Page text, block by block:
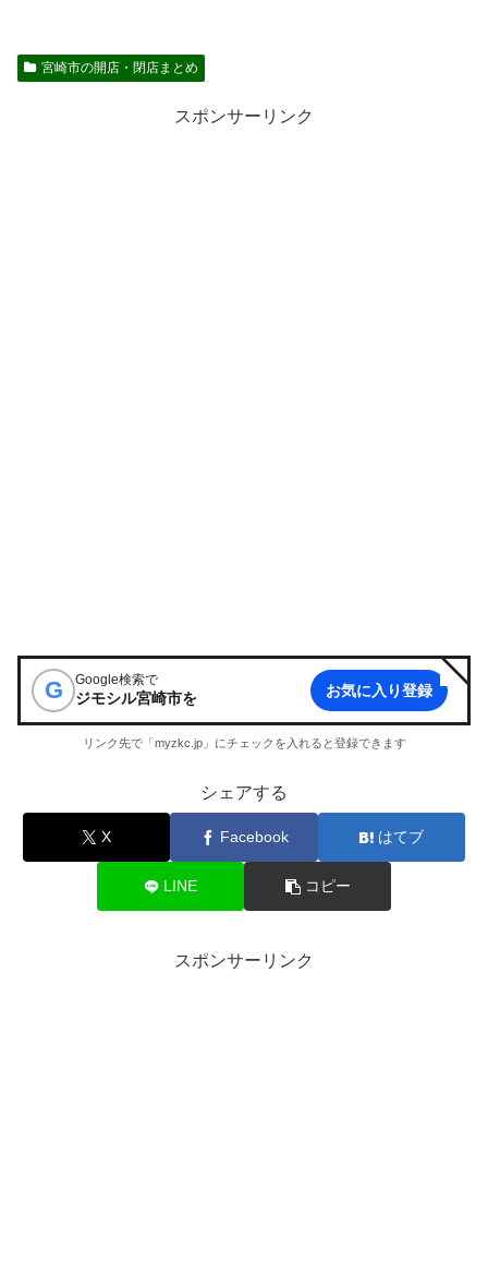
宮崎市の開店・閉店まとめ
スポンサーリンク
G Google検索で
ジモシル宮崎市を お気に入り登録
リンク先で「myzkc.jp」にチェックを入れると登録できます
シェアする
X Facebook はてブ
LINE コピー
スポンサーリンク